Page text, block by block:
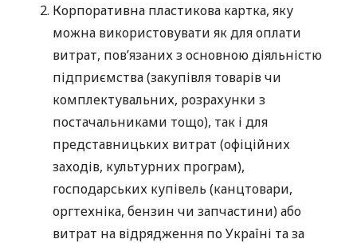
Корпоративна пластикова картка, яку
можна використовувати як для оплати
витрат, пов’язаних з основною діяльністю
підприємства (закупівля товарів чи
комплектувальних, розрахунки з
постачальниками тощо), так і для
представницьких витрат (офіційних
заходів, культурних програм),
господарських купівель (канцтовари,
оргтехніка, бензин чи запчастини) або
витрат на відрядження по Україні та за